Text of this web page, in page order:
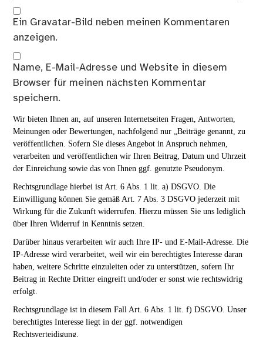
Ein Gravatar-Bild neben meinen Kommentaren
anzeigen.
Name, E-Mail-Adresse und Website in diesem
Browser für meinen nächsten Kommentar
speichern.
Wir bieten Ihnen an, auf unseren Internetseiten Fragen, Antworten,
Meinungen oder Bewertungen, nachfolgend nur „Beiträge genannt, zu
veröffentlichen. Sofern Sie dieses Angebot in Anspruch nehmen,
verarbeiten und veröffentlichen wir Ihren Beitrag, Datum und Uhrzeit
der Einreichung sowie das von Ihnen ggf. genutzte Pseudonym.
Rechtsgrundlage hierbei ist Art. 6 Abs. 1 lit. a) DSGVO. Die
Einwilligung können Sie gemäß Art. 7 Abs. 3 DSGVO jederzeit mit
Wirkung für die Zukunft widerrufen. Hierzu müssen Sie uns lediglich
über Ihren Widerruf in Kenntnis setzen.
Darüber hinaus verarbeiten wir auch Ihre IP- und E-Mail-Adresse. Die
IP-Adresse wird verarbeitet, weil wir ein berechtigtes Interesse daran
haben, weitere Schritte einzuleiten oder zu unterstützen, sofern Ihr
Beitrag in Rechte Dritter eingreift und/oder er sonst wie rechtswidrig
erfolgt.
Rechtsgrundlage ist in diesem Fall Art. 6 Abs. 1 lit. f) DSGVO. Unser
berechtigtes Interesse liegt in der ggf. notwendigen
Rechtsverteidigung.